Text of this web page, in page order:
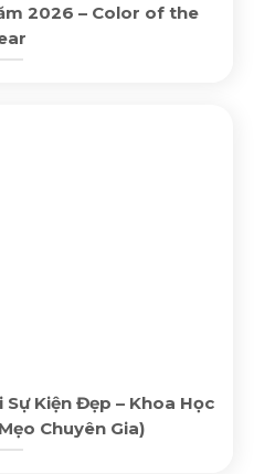
2026 – Color of the
Sự Kiện Đẹp – Khoa Học
Chuyên Gia)